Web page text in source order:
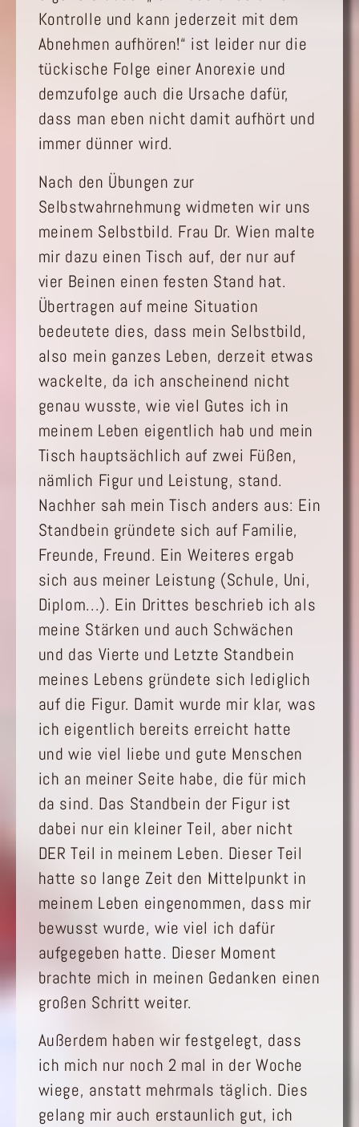
Kontrolle und kann jederzeit mit dem
Abnehmen aufhören!“ ist leider nur die
tückische Folge einer Anorexie und
demzufolge auch die Ursache dafür,
dass man eben nicht damit aufhört und
immer dünner wird.
Nach den Übungen zur
Selbstwahrnehmung widmeten wir uns
meinem Selbstbild. Frau Dr. Wien malte
mir dazu einen Tisch auf, der nur auf
vier Beinen einen festen Stand hat.
Übertragen auf meine Situation
bedeutete dies, dass mein Selbstbild,
also mein ganzes Leben, derzeit etwas
wackelte, da ich anscheinend nicht
genau wusste, wie viel Gutes ich in
meinem Leben eigentlich hab und mein
Tisch hauptsächlich auf zwei Füßen,
nämlich Figur und Leistung, stand.
Nachher sah mein Tisch anders aus: Ein
Standbein gründete sich auf Familie,
Freunde, Freund. Ein Weiteres ergab
sich aus meiner Leistung (Schule, Uni,
Diplom...). Ein Drittes beschrieb ich als
meine Stärken und auch Schwächen
und das Vierte und Letzte Standbein
meines Lebens gründete sich lediglich
auf die Figur. Damit wurde mir klar, was
ich eigentlich bereits erreicht hatte
und wie viel liebe und gute Menschen
ich an meiner Seite habe, die für mich
da sind. Das Standbein der Figur ist
dabei nur ein kleiner Teil, aber nicht
DER Teil in meinem Leben. Dieser Teil
hatte so lange Zeit den Mittelpunkt in
meinem Leben eingenommen, dass mir
bewusst wurde, wie viel ich dafür
aufgegeben hatte. Dieser Moment
brachte mich in meinen Gedanken einen
großen Schritt weiter.
Außerdem haben wir festgelegt, dass
ich mich nur noch 2 mal in der Woche
wiege, anstatt mehrmals täglich. Dies
gelang mir auch erstaunlich gut, ich